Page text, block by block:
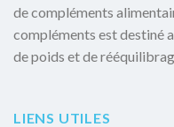
de compléments
compléments est destiné
de poids et de
LIENS UTILES